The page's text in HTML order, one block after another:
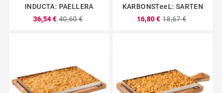
INDUCTA: PAELLERA
36,54 € 40,60 €
KARBONSTeeL: SARTEN
16,80 € 18,67 €